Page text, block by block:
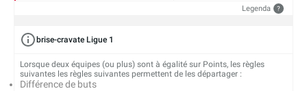
Legenda ?
brise-cravate Ligue 1
Lorsque deux équipes (ou plus) sont à égalité sur Points, les règles
suivantes les règles suivantes permettent de les départager :
Différence de buts